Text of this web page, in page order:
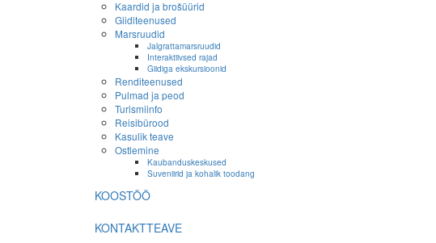
Kaardid ja brošüürid
Giiditeenused
Marsruudid
Jalgrattamarsruudid
Interaktiivsed rajad
Giidiga ekskursioonid
Renditeenused
Pulmad ja peod
Turismiinfo
Reisibürood
Kasulik teave
Ostlemine
Kaubanduskeskused
Suveniirid ja kohalik toodang
KOOSTÖÖ
KONTAKTTEAVE